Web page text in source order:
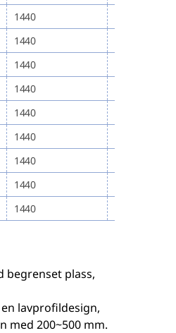
1440
1440
1440
1440
1440
1440
1440
1440
1440
begrenset plass,
lavprofildesign,
med 200~500 mm.